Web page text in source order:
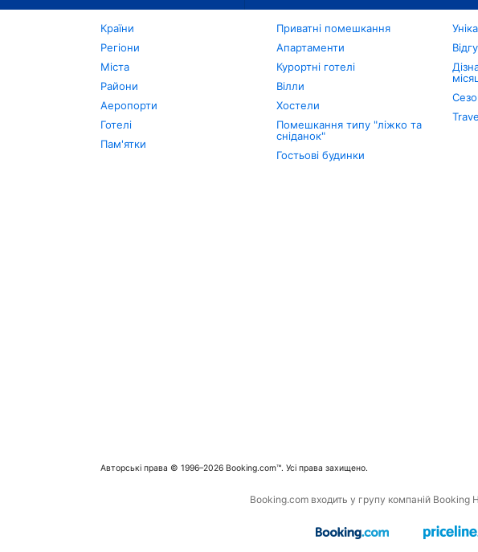
Країни
Регіони
Міста
Райони
Аеропорти
Готелі
Пам'ятки
Приватні помешкання
Апартаменти
Курортні готелі
Вілли
Хостели
Помешкання типу "ліжко та
сніданок"
Гостьові будинки
Авторські права © 1996–2026 Booking.com™. Усі права захищено.
Booking.com входить у групу компаній Booking